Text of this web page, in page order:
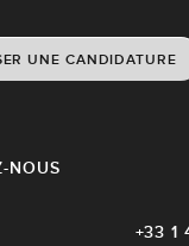
UNE CANDIDATURE
NOUS
+33 1